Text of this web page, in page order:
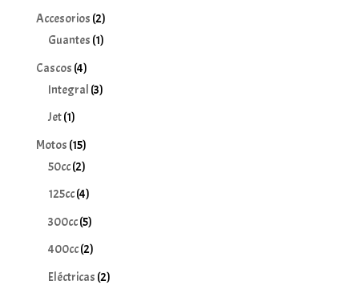
Accesorios 22
productos
Guantes 11
Cascos 44
productos
Integral 33
Jet 11
producto
Motos 1515
productos
50cc 22
productos
125cc 44
productos
300cc 55
productos
400cc 22
productos
Eléctricas 22